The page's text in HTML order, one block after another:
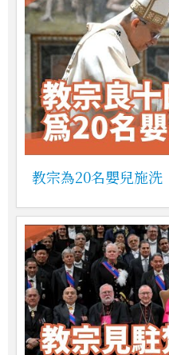
教宗為20名嬰兒施洗